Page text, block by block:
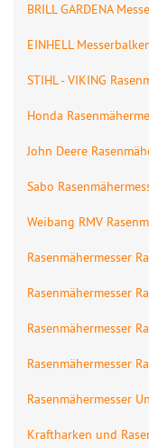
BRILL GARDENA
EINHELL
STIHL - VIKING
Honda
John Deere
Sabo
Weibang RMV
Rasenmähermesser
Rasenmähermesser
Rasenmähermesser
Rasenmähermesser
Rasenmähermesser
Kraftharken und